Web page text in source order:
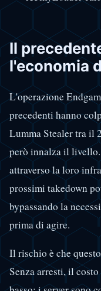
Il
l'economia
L'operazione
precedenti hanno
Lumma Stealer tra il
però innalza il
attraverso la loro
prossimi takedown
bypassando la
prima di agire.
Il rischio è che
Senza arresti, il